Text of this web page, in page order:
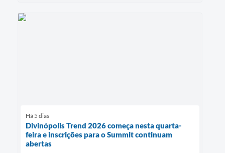
Há 5 dias
Divinópolis Trend 2026 começa nesta quarta-
feira e inscrições para o Summit continuam
abertas